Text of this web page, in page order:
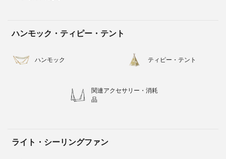
ハンモック・ティピー・テント
ハンモック ティピー・テント
関連アクセサリー・消耗
品
ライト・シーリングファン